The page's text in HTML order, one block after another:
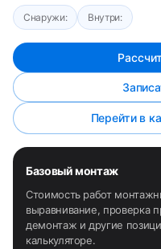
Снаружи: Внутри:
Перейти в
Базовый монтаж
Стоимость работ
выравнивание, проверка
демонтаж и другие
калькуляторе.